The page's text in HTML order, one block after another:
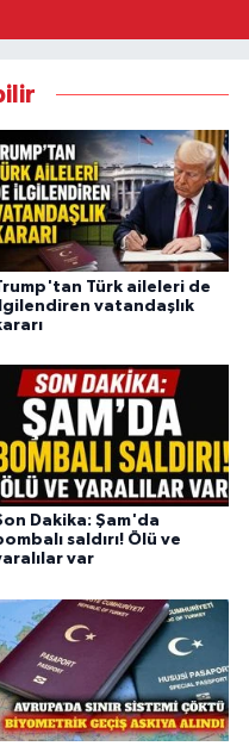
Türk aileleri de
vatandaşlık
Dakika: Şam'da
saldırı! Ölü ve
var